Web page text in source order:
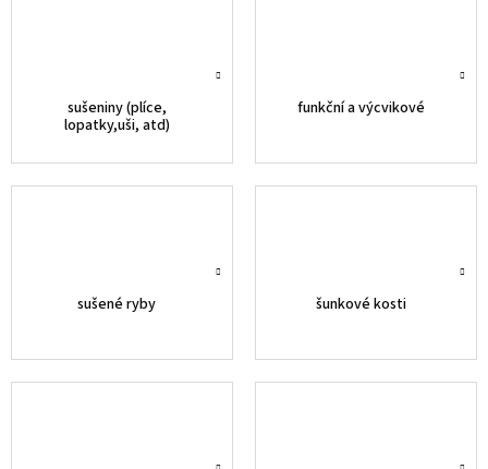
sušeniny (plíce,
lopatky,uši, atd)
funkční a výcvikové
sušené ryby šunkové kosti